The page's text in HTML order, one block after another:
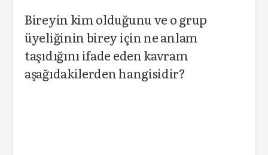
Bireyin kim olduğunu ve o grup
üyeliğinin birey için ne anlam
taşıdığını ifade eden kavram
aşağıdakilerden hangisidir?